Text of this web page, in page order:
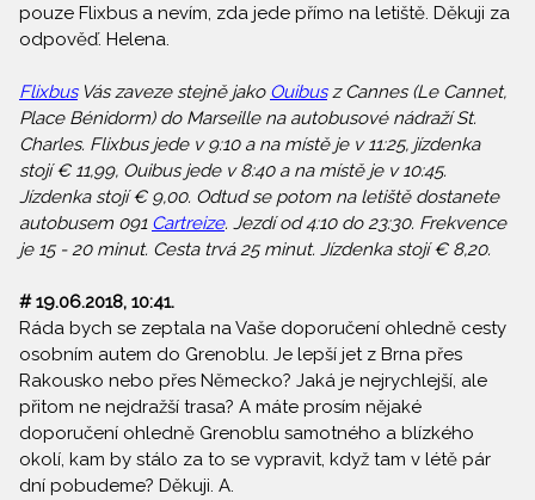
pouze Flixbus a nevím, zda jede přímo na letiště. Děkuji za
odpověď. Helena.
FlixbusVás zaveze stejně jako Ouibusz Cannes (Le Cannet,
Place Bénidorm) do Marseille na autobusové nádraží St.
Charles. Flixbus jede v 9:10 a na místě je v 11:25, jízdenka
stojí € 11,99, Ouibus jede v 8:40 a na místě je v 10:45.
Jízdenka stojí € 9,00. Odtud se potom na letiště dostanete
autobusem 091 Cartreize. Jezdí od 4:10 do 23:30. Frekvence
je 15 - 20 minut. Cesta trvá 25 minut. Jízdenka stojí € 8,20.
# 19.06.2018, 10:41.
Ráda bych se zeptala na Vaše doporučení ohledně cesty
osobním autem do Grenoblu. Je lepší jet z Brna přes
Rakousko nebo přes Německo? Jaká je nejrychlejší, ale
přitom ne nejdražší trasa? A máte prosím nějaké
doporučení ohledně Grenoblu samotného a blízkého
okolí, kam by stálo za to se vypravit, když tam v létě pár
dní pobudeme? Děkuji. A.